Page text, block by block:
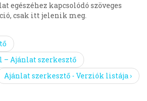
egészéhez kapcsolódó szöveges
csak itt jelenik meg.
– Ajánlat szerkesztő
Ajánlat szerkesztő - Verziók listája ›